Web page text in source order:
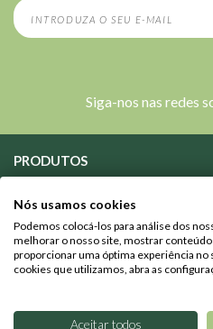
Siga-nos nas redes
PRODUTOS
RECEITAS
CONSULTÓRIO
Nós usamos cookies
Podemos colocá-los para análise dos
melhorar o nosso site, mostrar
proporcionar uma óptima experiência no
cookies que utilizamos, abra as
Aceitar todos